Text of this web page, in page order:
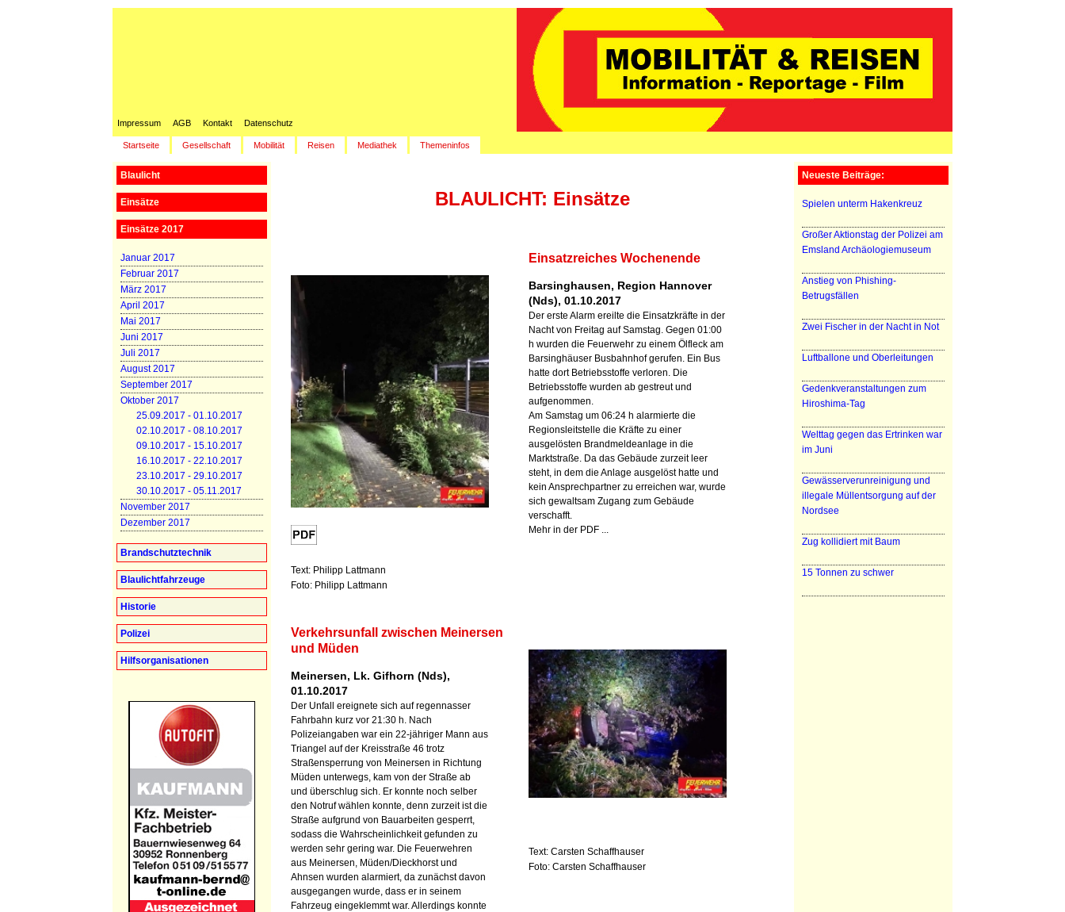
Impressum AGB Kontakt Datenschutz
Startseite Gesellschaft Mobilität Reisen Mediathek Themeninfos
Blaulicht
Einsätze
Einsätze 2017
Januar 2017
Februar 2017
März 2017
April 2017
Mai 2017
Juni 2017
Juli 2017
August 2017
September 2017
Oktober 2017
25.09.2017 - 01.10.2017
02.10.2017 - 08.10.2017
09.10.2017 - 15.10.2017
16.10.2017 - 22.10.2017
23.10.2017 - 29.10.2017
30.10.2017 - 05.11.2017
November 2017
Dezember 2017
Brandschutztechnik
Blaulichtfahrzeuge
Historie
Polizei
Hilfsorganisationen
Neueste Beiträge:
Spielen unterm Hakenkreuz
Großer Aktionstag der Polizei am
Emsland Archäologiemuseum
Anstieg von Phishing-
Betrugsfällen
Zwei Fischer in der Nacht in Not
Luftballone und Oberleitungen
Gedenkveranstaltungen zum
Hiroshima-Tag
Welttag gegen das Ertrinken war
im Juni
Gewässerverunreinigung und
illegale Müllentsorgung auf der
Nordsee
Zug kollidiert mit Baum
15 Tonnen zu schwer
BLAULICHT: Einsätze
Text: Philipp Lattmann
Foto: Philipp Lattmann
Einsatzreiches Wochenende
Barsinghausen, Region Hannover
(Nds), 01.10.2017
Der erste Alarm ereilte die Einsatzkräfte in der
Nacht von Freitag auf Samstag. Gegen 01:00
h wurden die Feuerwehr zu einem Ölfleck am
Barsinghäuser Busbahnhof gerufen. Ein Bus
hatte dort Betriebsstoffe verloren. Die
Betriebsstoffe wurden ab gestreut und
aufgenommen.
Am Samstag um 06:24 h alarmierte die
Regionsleitstelle die Kräfte zu einer
ausgelösten Brandmeldeanlage in die
Marktstraße. Da das Gebäude zurzeit leer
steht, in dem die Anlage ausgelöst hatte und
kein Ansprechpartner zu erreichen war, wurde
sich gewaltsam Zugang zum Gebäude
verschafft.
Mehr in der PDF ...
Text: Carsten Schaffhauser
Foto: Carsten Schaffhauser
Verkehrsunfall zwischen Meinersen
und Müden
Meinersen, Lk. Gifhorn (Nds),
01.10.2017
Der Unfall ereignete sich auf regennasser
Fahrbahn kurz vor 21:30 h. Nach
Polizeiangaben war ein 22-jähriger Mann aus
Triangel auf der Kreisstraße 46 trotz
Straßensperrung von Meinersen in Richtung
Müden unterwegs, kam von der Straße ab
und überschlug sich. Er konnte noch selber
den Notruf wählen konnte, denn zurzeit ist die
Straße aufgrund von Bauarbeiten gesperrt,
sodass die Wahrscheinlichkeit gefunden zu
werden sehr gering war. Die Feuerwehren
aus Meinersen, Müden/Dieckhorst und
Ahnsen wurden alarmiert, da zunächst davon
ausgegangen wurde, dass er in seinem
Fahrzeug eingeklemmt war. Allerdings konnte